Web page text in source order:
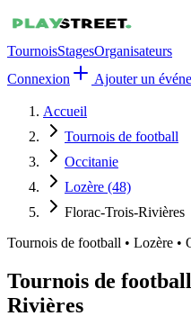
TournoisStagesOrganisateurs
Connexion
Ajouter un
Accueil
Tournois de football
Occitanie
Lozère (48)
Florac-Trois-Rivières
Tournois de football • Lozère •
Tournois de
Rivières